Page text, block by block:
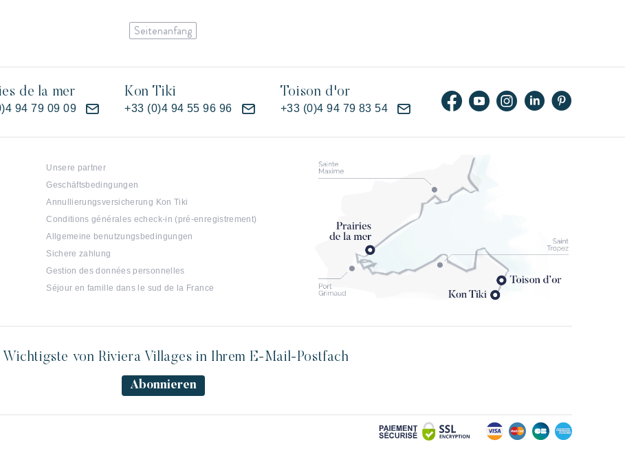
Seitenanfang
de la mer
94 79 09 09
Kon Tiki
+33 (0)4 94 55 96 96
Toison d'or
+33 (0)4 94 79 83 54
Unsere partner
Geschäftsbedingungen
Annullierungsversicherung Kon Tiki
Conditions générales echeck-in (pré-enregistrement)
Allgemeine benutzungsbedingungen
Sichere zahlung
Gestion des données personnelles
Séjour en famille dans le sud de la France
Wichtigste von Riviera Villages in Ihrem E-Mail-Postfach
Abonnieren